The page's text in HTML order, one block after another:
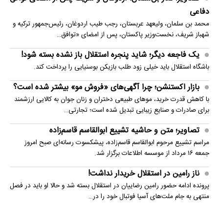
دفاعی
محمد بن سلمان، ولیعهد عربستان، رجب طیب اردوغان، رئیس‌جمهور ترکیه و
شهباز شریف، نخست‌وزیر پاکستان، پس از امضای «توافق…
یک فاجعه دیگر؛ شاید پنجره استقلال باز نشده بسته شود!
باشگاه استقلال باید خیلی زود طلب بازیکن بوسنیایی را پرداخت کند.
بازار اکستنشن؛ چرا آگهی‌های «فروش مو» بیشتر شده است؟
با کاهش قدرت خرید، موهای طبیعی دختران و زنان جوان به کالایی ارزشمند
برای صادرات و صنایع زیبایی تبدیل شده است؛ تجارتی…
تصاویر؛ متن و حاشیه تشییع ابوالقاسم قاسم‌زاده
مراسم تشییع مرحوم ابوالقاسم قاسم‌زاده، پیشکسوت رسانه‌ای صبح امروز
جمعه ۱۶ مرداد از موسسه اطلاعات برگزار شد.
ناز رامین در استقلال خریدار نداشت!
پرونده ادامه حضور رامین رضاییان در استقلال بسته شد و حالا او باید در فصل
منتهی به جام ملت‌های آسیا فوتبال خود را در…